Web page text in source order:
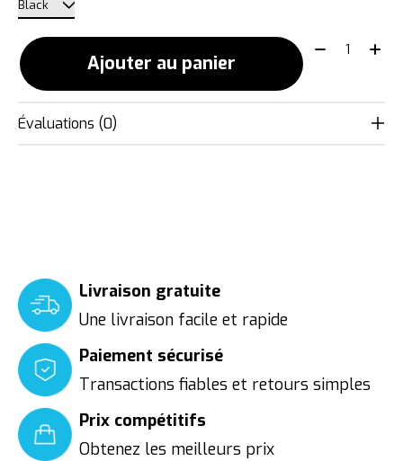
Ajouter au panier
Quantité:
Évaluations (0)
Livraison gratuite
Une livraison facile et rapide
Paiement sécurisé
Transactions fiables et retours simples
Prix compétitifs
Obtenez les meilleurs prix